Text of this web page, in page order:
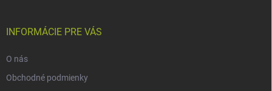
INFORMÁCIE PRE VÁS
O nás
Obchodné podmienky